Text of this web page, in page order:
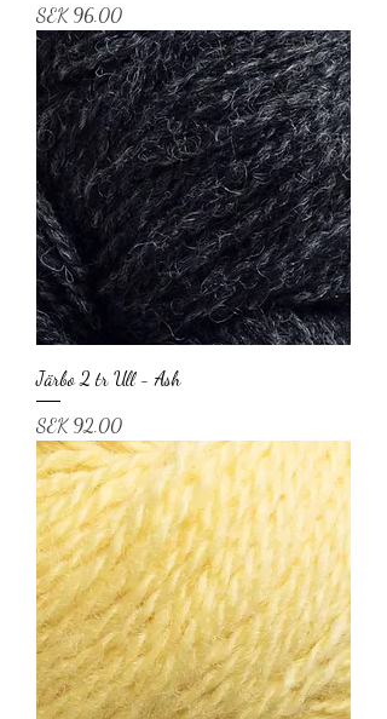
Price
SEK 96.00
Järbo 2 tr Ull - Ash
Price
SEK 92.00